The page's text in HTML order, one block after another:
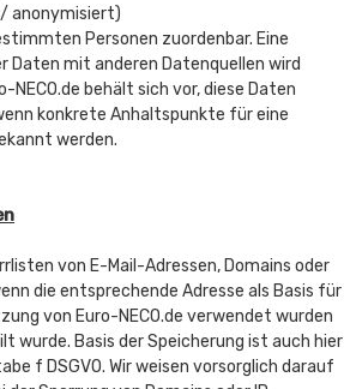
anonymisiert)
Personen zuordenbar. Eine
Daten mit anderen Datenquellen wird
behält sich vor, diese Daten
konkrete Anhaltspunkte für eine
werden.
von E-Mail-Adressen, Domains oder
die entsprechende Adresse als Basis für
von Euro-NECO.de verwendet wurden
wurde. Basis der Speicherung ist auch hier
f DSGVO. Wir weisen vorsorglich darauf